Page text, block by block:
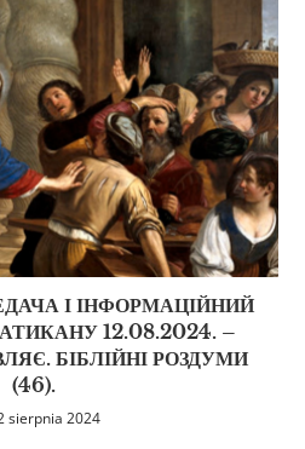
І ІНФОРМАЦІЙНИЙ
12.08.2024. –
БІБЛІЙНІ РОЗДУМИ
(46).
sierpnia 2024